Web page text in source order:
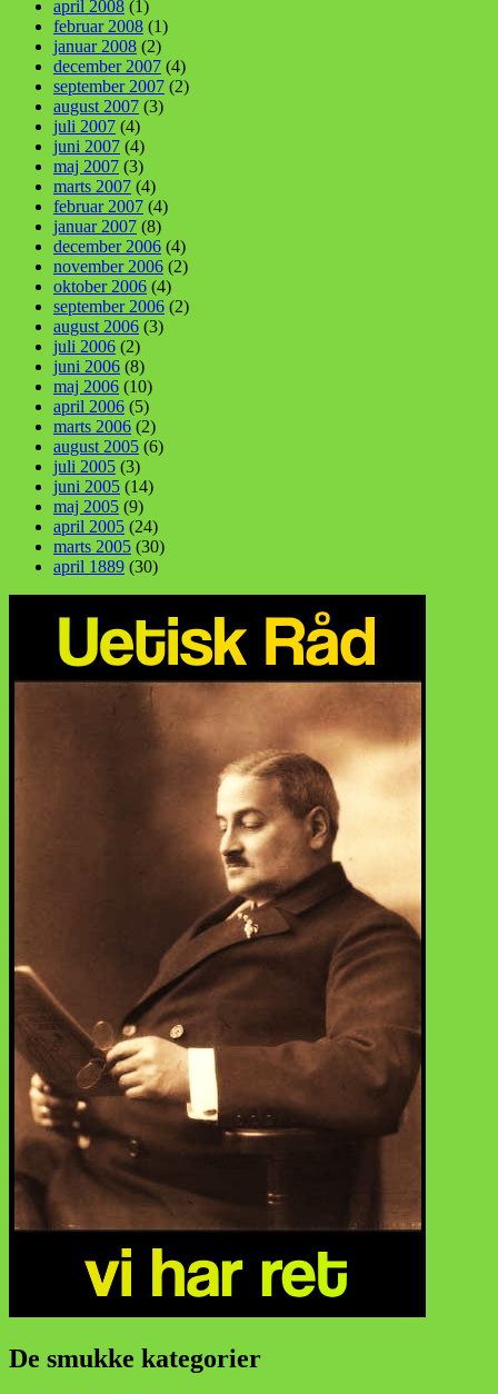
april 2008 (1)
februar 2008 (1)
januar 2008 (2)
december 2007 (4)
september 2007 (2)
august 2007 (3)
juli 2007 (4)
juni 2007 (4)
maj 2007 (3)
marts 2007 (4)
februar 2007 (4)
januar 2007 (8)
december 2006 (4)
november 2006 (2)
oktober 2006 (4)
september 2006 (2)
august 2006 (3)
juli 2006 (2)
juni 2006 (8)
maj 2006 (10)
april 2006 (5)
marts 2006 (2)
august 2005 (6)
juli 2005 (3)
juni 2005 (14)
maj 2005 (9)
april 2005 (24)
marts 2005 (30)
april 1889 (30)
De smukke kategorier